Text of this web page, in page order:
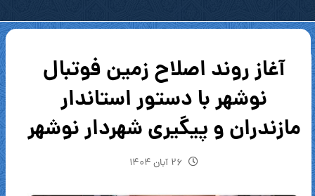
آغاز روند اصلاح زمین فوتبال
نوشهر با دستور استاندار
مازندران و پیگیری شهردار نوشهر
۲۶ آبان ۱۴۰۴